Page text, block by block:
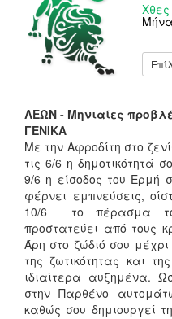
Χθες
ΛΕΩΝ - Μηνιαίες
ΓΕΝΙΚΑ
Με την Αφροδίτη στο
τις 6/6 η δημοτικότητά
9/6 η είσοδος του Ερμή
φέρνει εμπνεύσεις,
10/6 το πέρασμα
προστατεύει από τους
Άρη στο ζώδιό σου
της ζωτικότητας και
ιδιαίτερα αυξημένα.
στην Παρθένο
καθώς σου δημιουργεί